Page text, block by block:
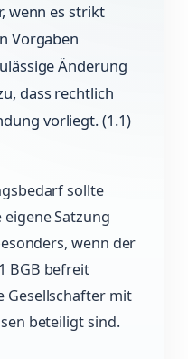
wenn es strikt
Vorgaben
Änderung
dass rechtlich
vorliegt. (1.1)
sollte
Satzung
wenn der
BGB befreit
Gesellschafter mit
beteiligt sind.